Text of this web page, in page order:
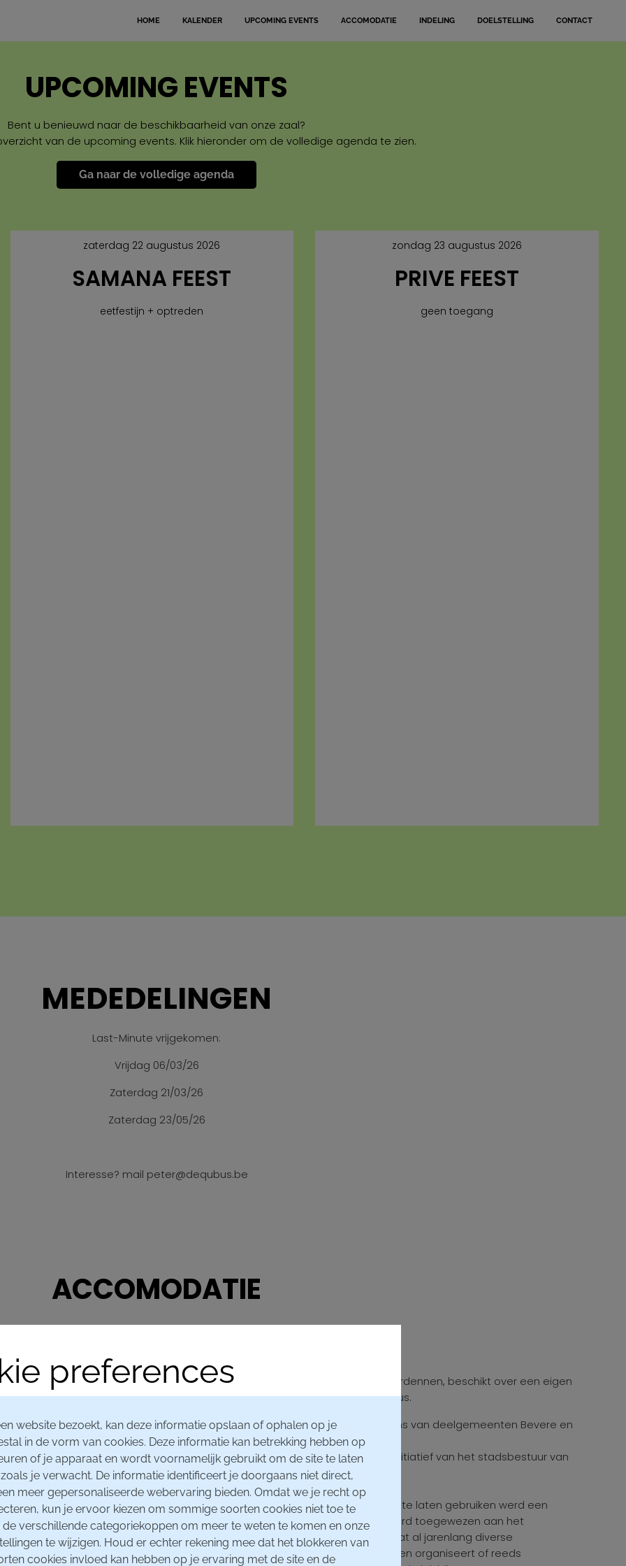
HOME KALENDER UPCOMING EVENTS ACCOMODATIE INDELING DOELSTELLING CONTACT
UPCOMING EVENTS
Bent u benieuwd naar de beschikbaarheid van onze zaal?
van de upcoming events. Klik hieronder om de volledige agenda te zien.
Ga naar de volledige agenda
eetfestijn + optreden
SAMANA FEEST
zaterdag 22 augustus 2026
geen toegang
PRIVE FEEST
zondag 23 augustus 2026
Berlin
MEDEDELINGEN
Last-Minute vrijgekomen:
Vrijdag 06/03/26
Zaterdag 21/03/26
Zaterdag 23/05/26
Interesse? mail peter@dequbus.be
ACCOMODATIE
Oudenaarde, in het hart van de Vlaamse Ardennen, beschikt over een eigen
multifunctionele evenementenhal, de Qubus.
Die is gelegen in de Lindestraat, op de grens van deelgemeenten Bevere en
Eine.
Deze evenementenhal is er gekomen op initiatief van het stadsbestuur van
Oudenaarde.
Om deze ruimte zo vlot en flexibel mogelijk te laten gebruiken werd een
concessie uitgeschreven die uiteindelijk werd toegewezen aan het
organisatiebureau BV Pete’s Promotions, dat al jarenlang diverse
evenementen in de regio Vlaamse Ardennen organiseert of reeds
preferences
website bezoekt, kan deze informatie opslaan of ophalen op je
in de vorm van cookies. Deze informatie kan betrekking hebben op
of je apparaat en wordt voornamelijk gebruikt om de site te laten
je verwacht. De informatie identificeert je doorgaans niet direct,
meer gepersonaliseerde webervaring bieden. Omdat we je recht op
kun je ervoor kiezen om sommige soorten cookies niet toe te
de verschillende categoriekoppen om meer te weten te komen en onze
te wijzigen. Houd er echter rekening mee dat het blokkeren van
cookies invloed kan hebben op je ervaring met de site en de